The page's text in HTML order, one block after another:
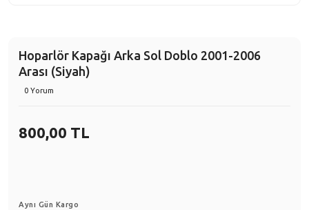
Hoparlör Kapağı Arka Sol Doblo 2001-2006
Arası (Siyah)
0 Yorum
800,00 TL
Aynı Gün Kargo